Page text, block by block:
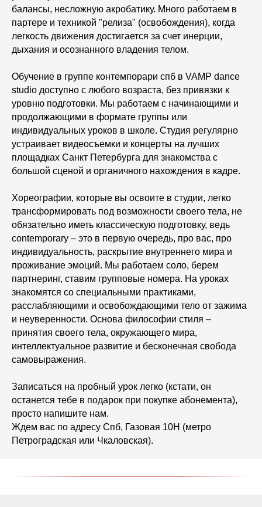
балансы, несложную акробатику. Много работаем в
партере и техникой "релиза" (освобождения), когда
легкость движения достигается за счет инерции,
дыхания и осознанного владения телом.
Обучение в группе контемпорари спб в VAMP dance
studio доступно с любого возраста, без привязки к
уровню подготовки. Мы работаем с начинающими и
продолжающими в формате группы или
индивидуальных уроков в школе. Студия регулярно
устраивает видеосъемки и концерты на лучших
площадках Санкт Петербурга для знакомства с
большой сценой и органичного нахождения в кадре.
Хореографии, которые вы освоите в студии, легко
трансформировать под возможности своего тела, не
обязательно иметь классическую подготовку, ведь
contemporary – это в первую очередь, про вас, про
индивидуальность, раскрытие внутреннего мира и
проживание эмоций. Мы работаем соло, берем
партнеринг, ставим групповые номера. На уроках
знакомятся со специальными практиками,
расслабляющими и освобождающими тело от зажима
и неуверенности. Основа философии стиля –
принятия своего тела, окружающего мира,
интеллектуальное развитие и бесконечная свобода
самовыражения.
Записаться на пробный урок легко (кстати, он
останется тебе в подарок при покупке абонемента),
просто напишите нам.
Ждем вас по адресу Спб, Газовая 10Н (метро
Петроградская или Чкаловская).